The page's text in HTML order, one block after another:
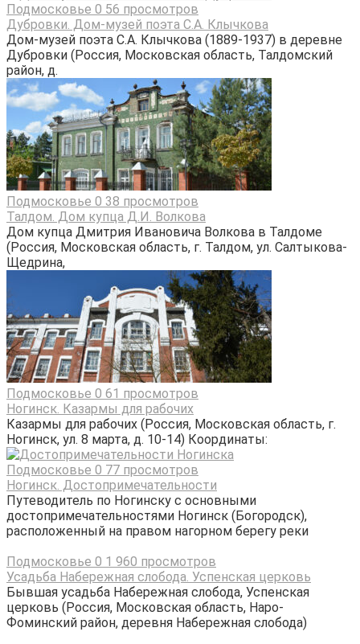
Подмосковье 0 56 просмотров
Дубровки. Дом-музей поэта С.А. Клычкова
Дом-музей поэта С.А. Клычкова (1889-1937) в деревне
Дубровки (Россия, Московская область, Талдомский
район, д.
Подмосковье 0 38 просмотров
Талдом. Дом купца Д.И. Волкова
Дом купца Дмитрия Ивановича Волкова в Талдоме
(Россия, Московская область, г. Талдом, ул. Салтыкова-
Щедрина,
Подмосковье 0 61 просмотров
Ногинск. Казармы для рабочих
Казармы для рабочих (Россия, Московская область, г.
Ногинск, ул. 8 марта, д. 10-14) Координаты:
Подмосковье 0 77 просмотров
Ногинск. Достопримечательности
Путеводитель по Ногинску с основными
достопримечательностями Ногинск (Богородск),
расположенный на правом нагорном берегу реки
Подмосковье 0 1 960 просмотров
Усадьба Набережная слобода. Успенская церковь
Бывшая усадьба Набережная слобода, Успенская
церковь (Россия, Московская область, Наро-
Фоминский район, деревня Набережная слобода)